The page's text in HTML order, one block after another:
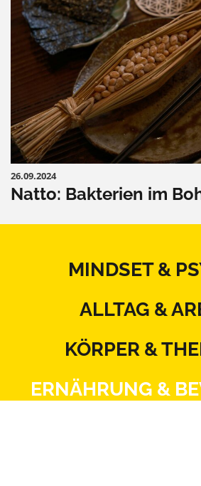
26.09.2024
Natto: Bakterien im
MINDSET &
ALLTAG &
KÖRPER &
ERNÄHRUNG &